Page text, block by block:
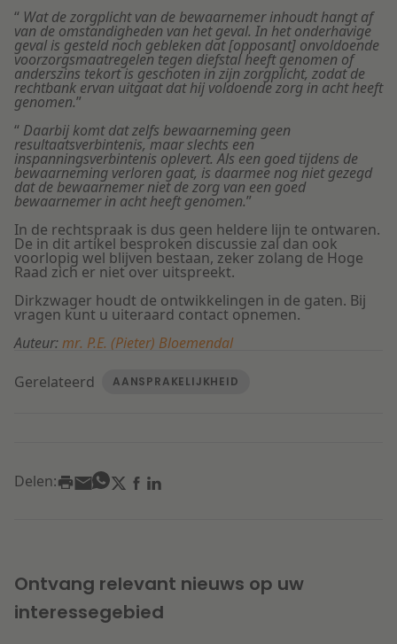
“ Wat de zorgplicht van de bewaarnemer inhoudt hangt af
van de omstandigheden van het geval. In het onderhavige
geval is gesteld noch gebleken dat [opposant] onvoldoende
voorzorgsmaatregelen tegen diefstal heeft genomen of
anderszins tekort is geschoten in zijn zorgplicht, zodat de
rechtbank ervan uitgaat dat hij voldoende zorg in acht heeft
genomen.”
“ Daarbij komt dat zelfs bewaarneming geen
resultaatsverbintenis, maar slechts een
inspanningsverbintenis oplevert. Als een goed tijdens de
bewaarneming verloren gaat, is daarmee nog niet gezegd
dat de bewaarnemer niet de zorg van een goed
bewaarnemer in acht heeft genomen.”
In de rechtspraak is dus geen heldere lijn te ontwaren.
De in dit artikel besproken discussie zal dan ook
voorlopig wel blijven bestaan, zeker zolang de Hoge
Raad zich er niet over uitspreekt.
Dirkzwager houdt de ontwikkelingen in de gaten. Bij
vragen kunt u uiteraard contact opnemen.
Auteur:mr. P.E. (Pieter) Bloemendal
Gerelateerd
AANSPRAKELIJKHEID
Delen:
Ontvang relevant nieuws op uw
interessegebied